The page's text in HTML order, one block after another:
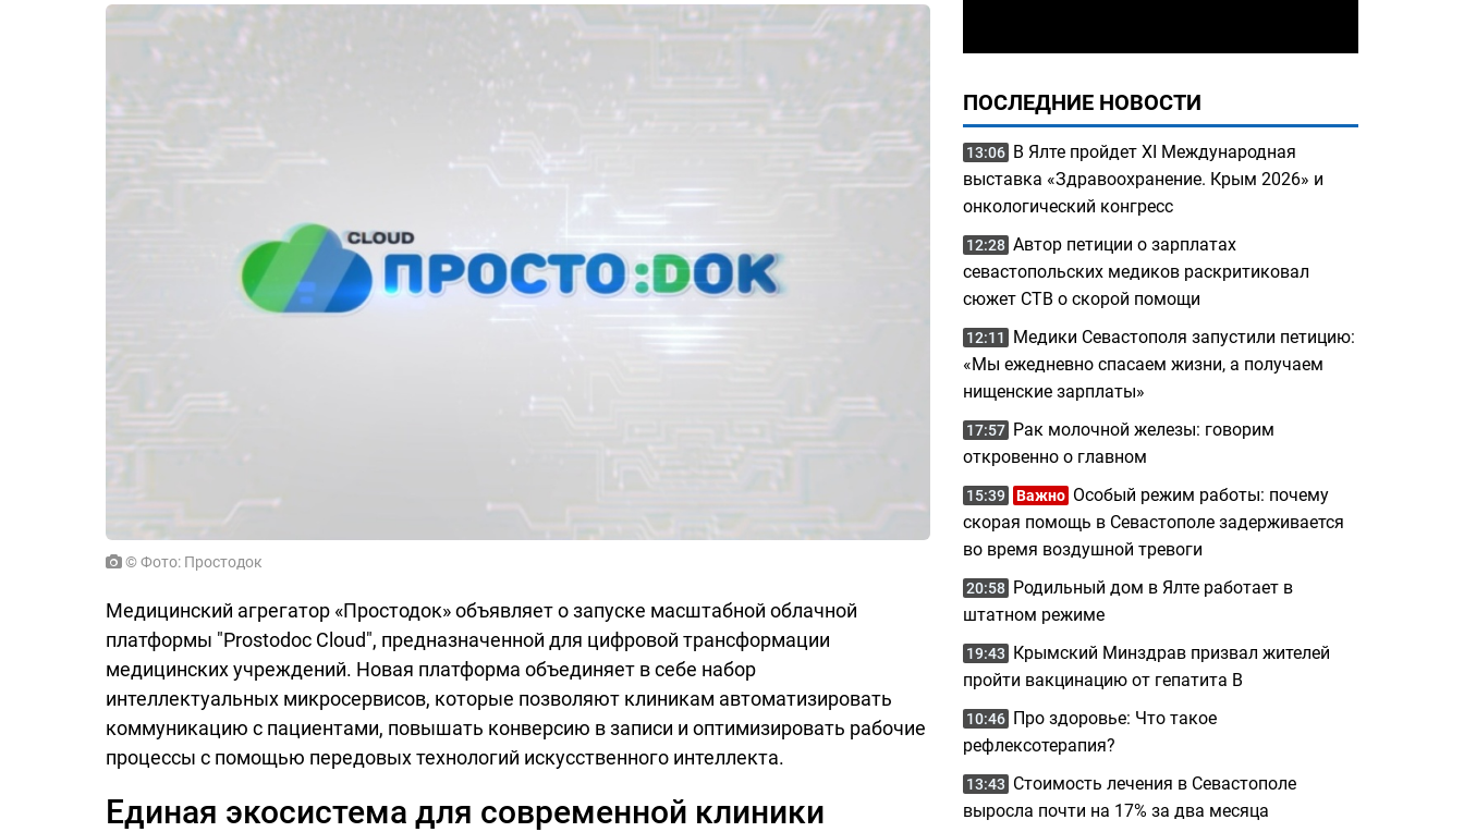
© Фото: Простодок
Медицинский агрегатор «Простодок» объявляет о запуске масштабной облачной
платформы "Prostodoc Cloud", предназначенной для цифровой трансформации
медицинских учреждений. Новая платформа объединяет в себе набор
интеллектуальных микросервисов, которые позволяют клиникам автоматизировать
коммуникацию с пациентами, повышать конверсию в записи и оптимизировать рабочие
процессы с помощью передовых технологий искусственного интеллекта.
Единая экосистема для современной клиники
ПОСЛЕДНИЕ НОВОСТИ
13:06 В Ялте пройдет XI Международная
выставка «Здравоохранение. Крым 2026» и
онкологический конгресс
12:28 Автор петиции о зарплатах
севастопольских медиков раскритиковал
сюжет СТВ о скорой помощи
12:11
Медики Севастополя запустили петицию:
«Мы ежедневно спасаем жизни, а получаем
нищенские зарплаты»
17:57 Рак молочной железы: говорим
откровенно о главном
15:39 Важно Особый режим работы: почему
скорая помощь в Севастополе задерживается
во время воздушной тревоги
20:58 Родильный дом в Ялте работает в
штатном режиме
19:43
Крымский Минздрав призвал жителей
пройти вакцинацию от гепатита B
10:46 Про здоровье: Что такое
рефлексотерапия?
13:43 Стоимость лечения в Севастополе
выросла почти на 17% за два месяца